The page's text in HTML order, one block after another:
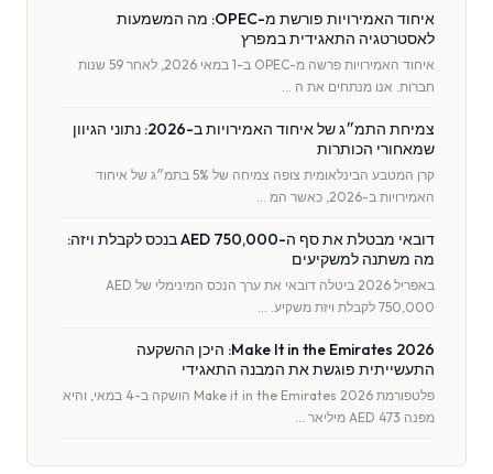
איחוד האמירויות פורשת מ-OPEC: מה המשמעות
לאסטרטגיה התאגידית במפרץ
איחוד האמירויות פרשה מ-OPEC ב-1 במאי 2026, לאחר 59 שנות
חברות. אנו מנתחים את ה …
צמיחת התמ״ג של איחוד האמירויות ב-2026: נתוני הגיוון
שמאחורי הכותרות
קרן המטבע הבינלאומית צופה צמיחה של 5% בתמ״ג של איחוד
האמירויות ב-2026, כאשר המ …
דובאי מבטלת את סף ה-AED 750,000 בנכס לקבלת ויזה:
מה משתנה למשקיעים
באפריל 2026 ביטלה דובאי את ערך הנכס המינימלי של AED
750,000 לקבלת ויזת משקיע. …
Make It in the Emirates 2026: היכן ההשקעה
התעשייתית פוגשת את המבנה התאגידי
פלטפורמת Make it in the Emirates 2026 הושקה ב-4 במאי, והיא
מפנה AED 473 מיליאר …